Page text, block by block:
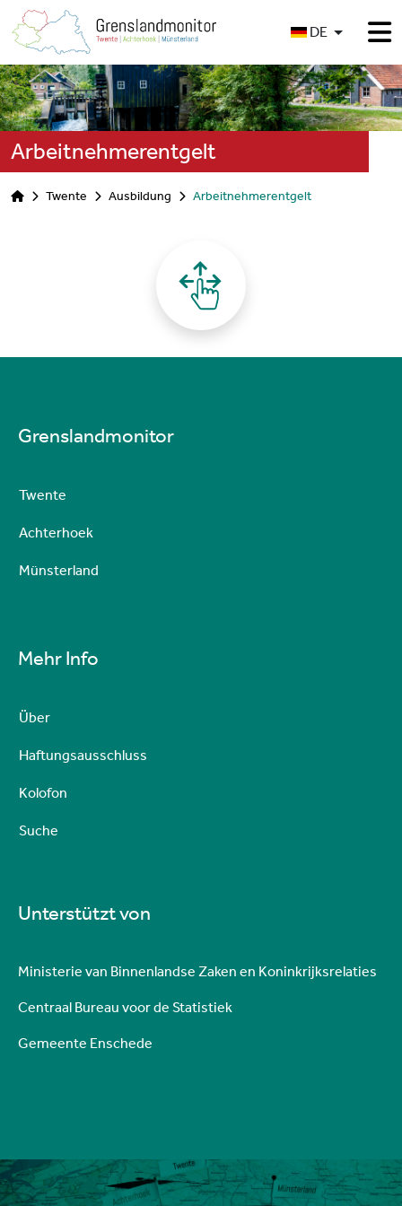
Sprache auswählen
DE
Arbeitnehmerentgelt
Twente Ausbildung Arbeitnehmerentgelt
Grenslandmonitor
Twente
Achterhoek
Münsterland
Mehr Info
Über
Haftungsausschluss
Kolofon
Suche
Unterstützt von
Ministerie van Binnenlandse Zaken en Koninkrijksrelaties
Centraal Bureau voor de Statistiek
Gemeente Enschede